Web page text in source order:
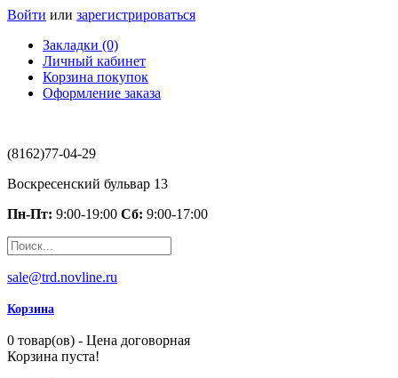
Войти или зарегистрироваться
Закладки (0)
Личный кабинет
Корзина покупок
Оформление заказа
(8162)77-04-29
Воскресенский бульвар 13
Пн-Пт: 9:00-19:00 Сб: 9:00-17:00
sale@trd.novline.ru
Корзина
0 товар(ов) - Цена договорная
Корзина пуста!